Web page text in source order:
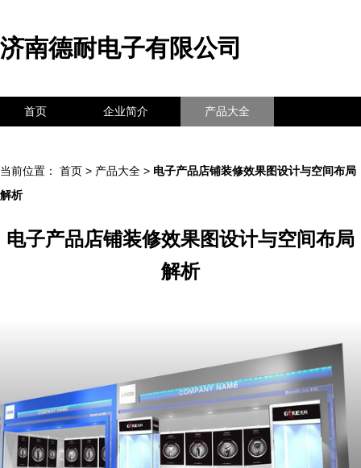
济南德耐电子有限公司
首页 企业简介 产品大全
当前位置： 首页 > 产品大全 > 电子产品店铺装修效果图设计与空间布局
解析
电子产品店铺装修效果图设计与空间布局
解析